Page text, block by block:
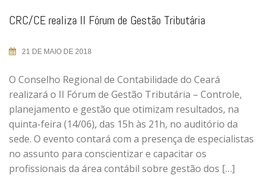
CRC/CE realiza II Fórum de Gestão Tributária
21 DE MAIO DE 2018
O Conselho Regional de Contabilidade do Ceará
realizará o II Fórum de Gestão Tributária – Controle,
planejamento e gestão que otimizam resultados, na
quinta-feira (14/06), das 15h às 21h, no auditório da
sede. O evento contará com a presença de especialistas
no assunto para conscientizar e capacitar os
profissionais da área contábil sobre gestão dos […]